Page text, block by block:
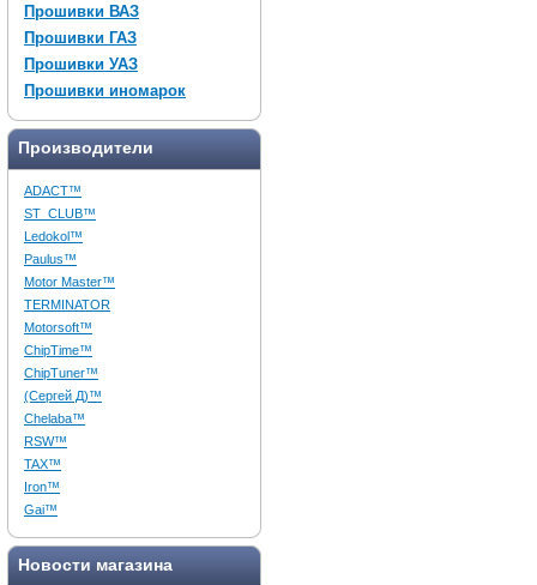
Прошивки ВАЗ
Прошивки ГАЗ
Прошивки УАЗ
Прошивки иномарок
Производители
ADACT™
ST_CLUB™
Ledokol™
Paulus™
Motor Master™
TERMINATOR
Motorsoft™
ChipTime™
ChipTuner™
(Сергей Д)™
Chelaba™
RSW™
TAX™
Iron™
Gai™
Новости магазина